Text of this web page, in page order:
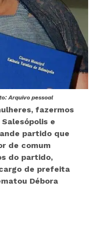
Arquivo pessoal
fazermos
e
partido que
de comum
do partido,
de prefeita
Débora